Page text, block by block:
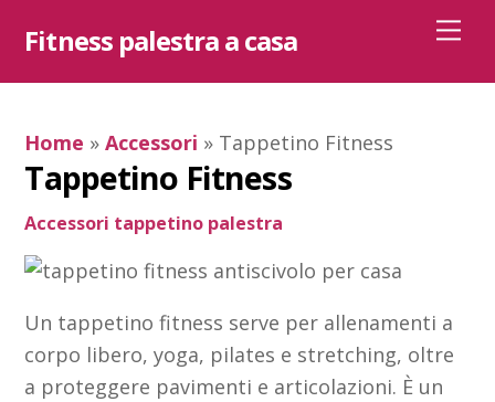
content
Fitness palestra a casa
Home »Accessori » Tappetino Fitness
Tappetino Fitness
Accessori tappetino palestra
Un tappetino fitness serve per allenamenti a
corpo libero, yoga, pilates e stretching, oltre
a proteggere pavimenti e articolazioni. È un